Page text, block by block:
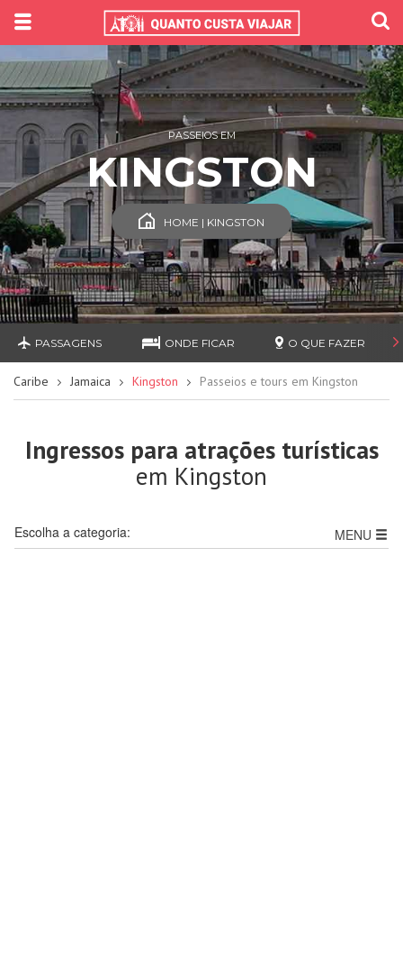
PASSEIOS EM
KINGSTON
HOME | KINGSTON
PASSAGENS ONDE FICAR O QUE FAZER
Caribe Jamaica Kingston Passeios e tours em Kingston
Ingressos para atrações turísticas
em Kingston
MENU
Escolha a categoria: